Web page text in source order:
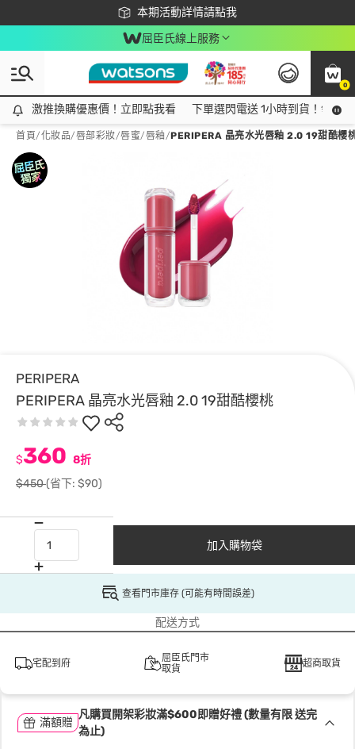
本期活動詳情請點我
下載app最高回饋$350
屈臣氏線上服務
0
激推換購優惠價！立即點我看
激推換購優惠價！立即點我看 下單選閃電送 1小時到貨！領神
首頁/化妝品/唇部彩妝/唇蜜/唇釉/PERIPERA 晶亮水光唇釉 2.0 19甜酷櫻
PERIPERA
PERIPERA 晶亮水光唇釉 2.0 19甜酷櫻桃
$360 8折
$450(省下: $90)
加入購物袋
查看門市庫存 (可能有時間誤差)
配送方式
宅配到府
屈臣氏門市
取貨
超商取貨
滿額贈
凡購買開架彩妝滿$600即贈好禮 (數量有限 送完
為止)